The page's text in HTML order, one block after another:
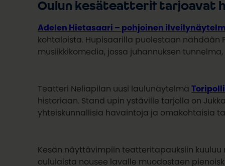
Oulun kesäteatterit tarjoavat
Adelen Hietasaari – pohjoinen
kohtaloista. Hupisaarilla puolestaan nähdään
musiikkikomedia, jossa juhannuksen
Teatteri Neliapilan uusi laulunäytelmä
historiaan. Stand upin ystäville tarjolla on
yhteiskunnallisia havaintoja ja omakohtaisia
Kesän näyttävimpiin teatteritapauksiin kuuluu
oululaista nousee lavalle muodostaen